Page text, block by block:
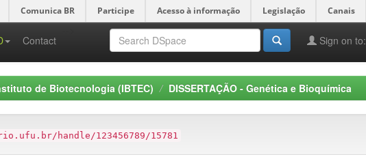
Comunica BR Participe Acesso à informação Legislação Canais
Contact Sign on to:
de Biotecnologia (IBTEC) DISSERTAÇÃO - Genética e Bioquímica
handle/123456789/15781